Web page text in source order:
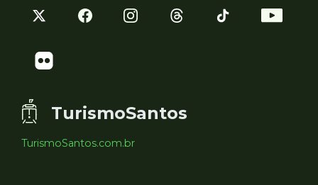
TurismoSantos
TurismoSantos.com.br